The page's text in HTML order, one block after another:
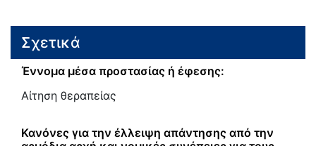
Σχετικά
Έννομα μέσα προστασίας ή έφεσης:
Αίτηση θεραπείας
Κανόνες για την έλλειψη απάντησης από την